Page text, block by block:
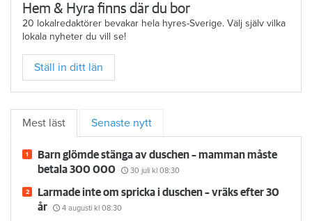
Hem & Hyra finns där du bor
20 lokalredaktörer bevakar hela hyres-Sverige. Välj själv vilka
lokala nyheter du vill se!
Ställ in ditt län
Mest läst Senaste nytt
Barn glömde stänga av duschen – mamman måste
betala 300 000
30 juli kl 08:30
Larmade inte om spricka i duschen – vräks efter 30
år
4 augusti kl 08:30